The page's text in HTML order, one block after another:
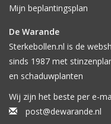
Mijn beplantingsplan
De Warande
Sterkebollen.nl is de
sinds 1987 met
en schaduwplanten
Wij zijn het beste per e-
post@dewarande.nl